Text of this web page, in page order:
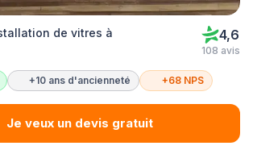
de vitres à
4,6
108 avis
+10 ans d'ancienneté +68 NPS
Je veux un devis gratuit